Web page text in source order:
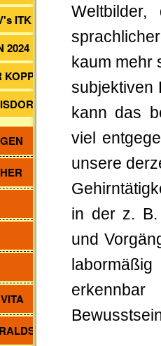
ITK
2024
KOPP
kaum mehr
subjektiven
kann das
viel
unsere
in der z. B.
und